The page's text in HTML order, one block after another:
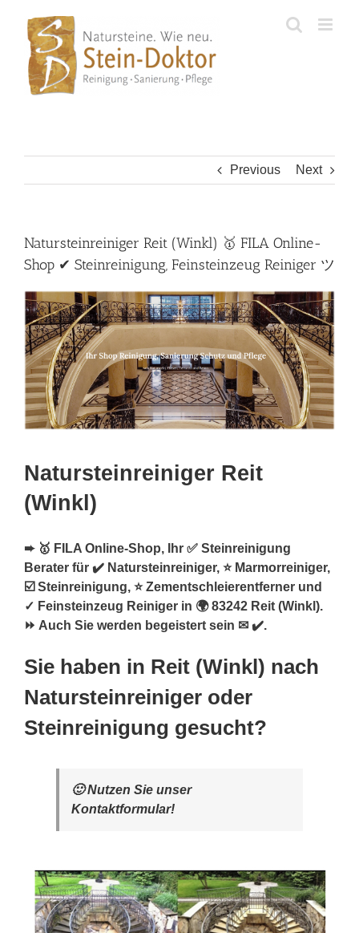
content
Previous Next
Natursteinreiniger Reit (Winkl) 🥇 FILA Online-
Shop ✔ Steinreinigung, Feinsteinzeug Reiniger ツ
Natursteinreiniger Reit
(Winkl)
➨ 🥇 FILA Online-Shop, Ihr ✅ Steinreinigung
Berater für ✔️ Natursteinreiniger, ⭐ Marmorreiniger,
☑️ Steinreinigung, ⭐ Zementschleierentferner und
✓ Feinsteinzeug Reiniger in 🌍 83242 Reit (Winkl).
⏩ Auch Sie werden begeistert sein ✉ ✔️.
Sie haben in Reit (Winkl) nach
Natursteinreiniger oder
Steinreinigung gesucht?
🙂 Nutzen Sie unser
Kontaktformular!